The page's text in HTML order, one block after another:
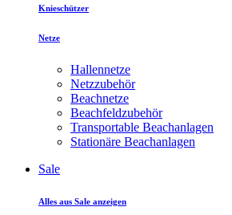
Knieschützer
Netze
Hallennetze
Netzzubehör
Beachnetze
Beachfeldzubehör
Transportable Beachanlagen
Stationäre Beachanlagen
Sale
Alles aus Sale anzeigen